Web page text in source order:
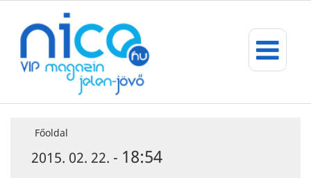
Főoldal
2015. 02. 22. - 18:54